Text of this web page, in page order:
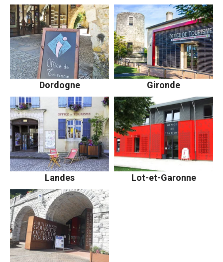
Dordogne Gironde
Landes Lot-et-Garonne